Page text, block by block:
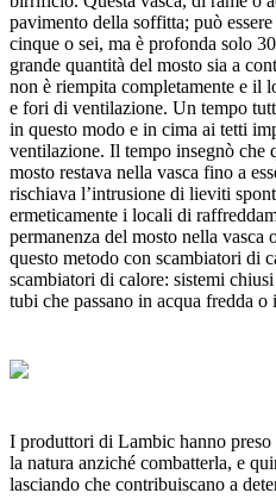
pavimento della soffitta; può
cinque o sei, ma è profonda solo
grande quantità del mosto sia a
non è riempita completamente e il
e fori di ventilazione. Un tempo
in questo modo e in cima ai tetti
ventilazione. Il tempo insegnò che
mosto restava nella vasca fino a
rischiava l’intrusione di lieviti
ermeticamente i locali di
permanenza del mosto nella vasca
questo metodo con scambiatori di
scambiatori di calore: sistemi
tubi che passano in acqua fredda
I produttori di Lambic hanno
la natura anziché combatterla, e
lasciando che contribuiscano a